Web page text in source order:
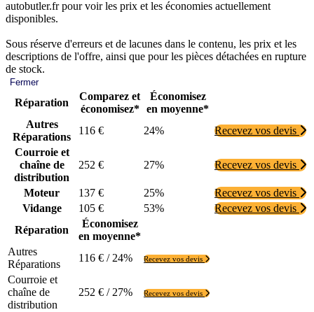
autobutler.fr pour voir les prix et les économies actuellement
disponibles.
Sous réserve d'erreurs et de lacunes dans le contenu, les prix et les
descriptions de l'offre, ainsi que pour les pièces détachées en rupture
de stock.
Fermer
Réparation
Comparez et
économisez*
Économisez
en moyenne*
Autres
Réparations
116 € 24%
Recevez vos devis
Courroie et
chaîne de
distribution
252 € 27% Recevez vos devis
Moteur 137 € 25%
Recevez vos devis
Vidange
105 € 53%
Recevez vos devis
Réparation
Économisez
en moyenne*
Autres
Réparations
116 € / 24% Recevez vos devis
Courroie et
chaîne de
distribution
252 € / 27% Recevez vos devis